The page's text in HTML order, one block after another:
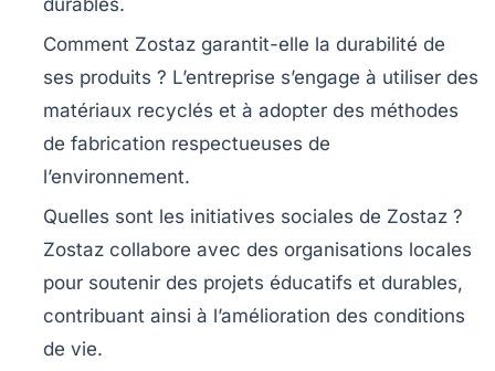
Comment Zostaz garantit-elle la durabilité de
ses produits ? L’entreprise s’engage à utiliser des
matériaux recyclés et à adopter des méthodes
de fabrication respectueuses de
l’environnement.
Quelles sont les initiatives sociales de Zostaz ?
Zostaz collabore avec des organisations locales
pour soutenir des projets éducatifs et durables,
contribuant ainsi à l’amélioration des conditions
de vie.